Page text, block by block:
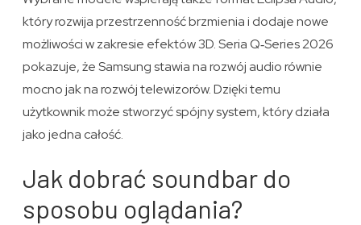
który rozwija przestrzenność brzmienia i dodaje nowe
możliwości w zakresie efektów 3D. Seria Q‑Series 2026
pokazuje, że Samsung stawia na rozwój audio równie
mocno jak na rozwój telewizorów. Dzięki temu
użytkownik może stworzyć spójny system, który działa
jako jedna całość.
Jak dobrać soundbar do
sposobu oglądania?